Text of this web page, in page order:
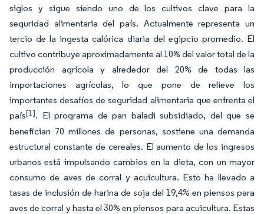
siglos y sigue siendo uno de los cultivos clave para la
seguridad alimentaria del país. Actualmente representa un
tercio de la ingesta calórica diaria del egipcio promedio. El
cultivo contribuye aproximadamente al 10% del valor total de la
producción agrícola y alrededor del 20% de todas las
importaciones agrícolas, lo que pone de relieve los
importantes desafíos de seguridad alimentaria que enfrenta el
país[1]. El programa de pan baladi subsidiado, del que se
benefician 70 millones de personas, sostiene una demanda
estructural constante de cereales. El aumento de los ingresos
urbanos está impulsando cambios en la dieta, con un mayor
consumo de aves de corral y acuicultura. Esto ha llevado a
tasas de inclusión de harina de soja del 19,4% en piensos para
aves de corral y hasta el 30% en piensos para acuicultura. Estas